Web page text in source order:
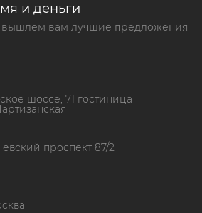
и деньги
вам лучшие предложения
шоссе, 71 гостиница
проспект 87/2